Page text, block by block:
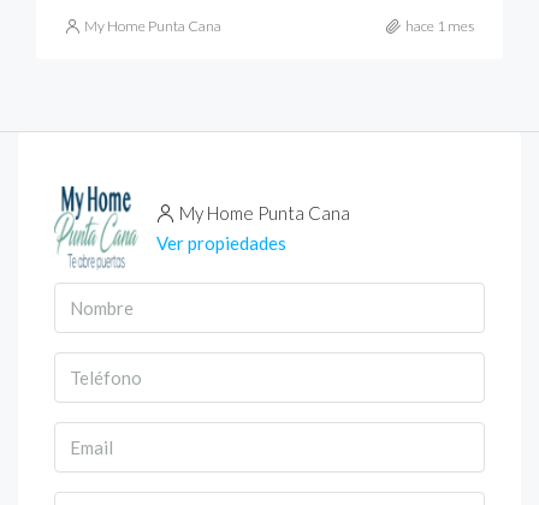
My Home Punta Cana hace 1 mes
My Home Punta Cana
Ver propiedades